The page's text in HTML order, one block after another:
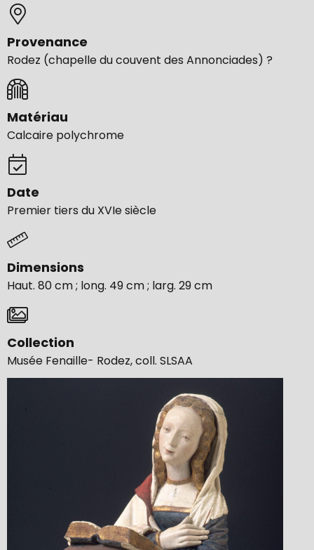
Provenance
Rodez (chapelle du couvent des Annonciades) ?
Matériau
Calcaire polychrome
Date
Premier tiers du XVIe siècle
Dimensions
Haut. 80 cm ; long. 49 cm ; larg. 29 cm
Collection
Musée Fenaille- Rodez, coll. SLSAA